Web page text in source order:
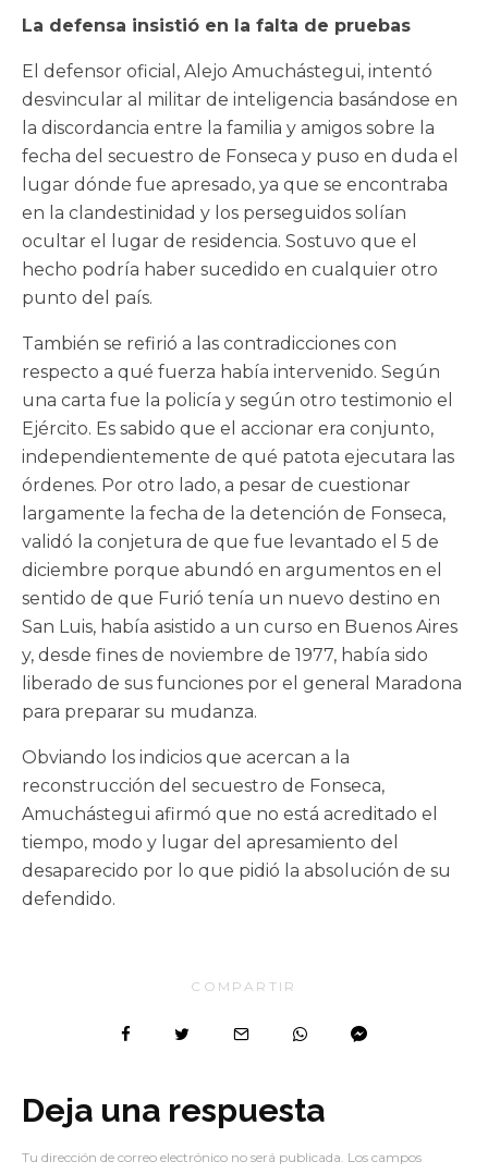
La defensa insistió en la falta de pruebas
El defensor oficial, Alejo Amuchástegui, intentó
desvincular al militar de inteligencia basándose en
la discordancia entre la familia y amigos sobre la
fecha del secuestro de Fonseca y puso en duda el
lugar dónde fue apresado, ya que se encontraba
en la clandestinidad y los perseguidos solían
ocultar el lugar de residencia. Sostuvo que el
hecho podría haber sucedido en cualquier otro
punto del país.
También se refirió a las contradicciones con
respecto a qué fuerza había intervenido. Según
una carta fue la policía y según otro testimonio el
Ejército. Es sabido que el accionar era conjunto,
independientemente de qué patota ejecutara las
órdenes. Por otro lado, a pesar de cuestionar
largamente la fecha de la detención de Fonseca,
validó la conjetura de que fue levantado el 5 de
diciembre porque abundó en argumentos en el
sentido de que Furió tenía un nuevo destino en
San Luis, había asistido a un curso en Buenos Aires
y, desde fines de noviembre de 1977, había sido
liberado de sus funciones por el general Maradona
para preparar su mudanza.
Obviando los indicios que acercan a la
reconstrucción del secuestro de Fonseca,
Amuchástegui afirmó que no está acreditado el
tiempo, modo y lugar del apresamiento del
desaparecido por lo que pidió la absolución de su
defendido.
COMPARTIR
Deja una respuesta
Tu dirección de correo electrónico no será publicada. Los campos